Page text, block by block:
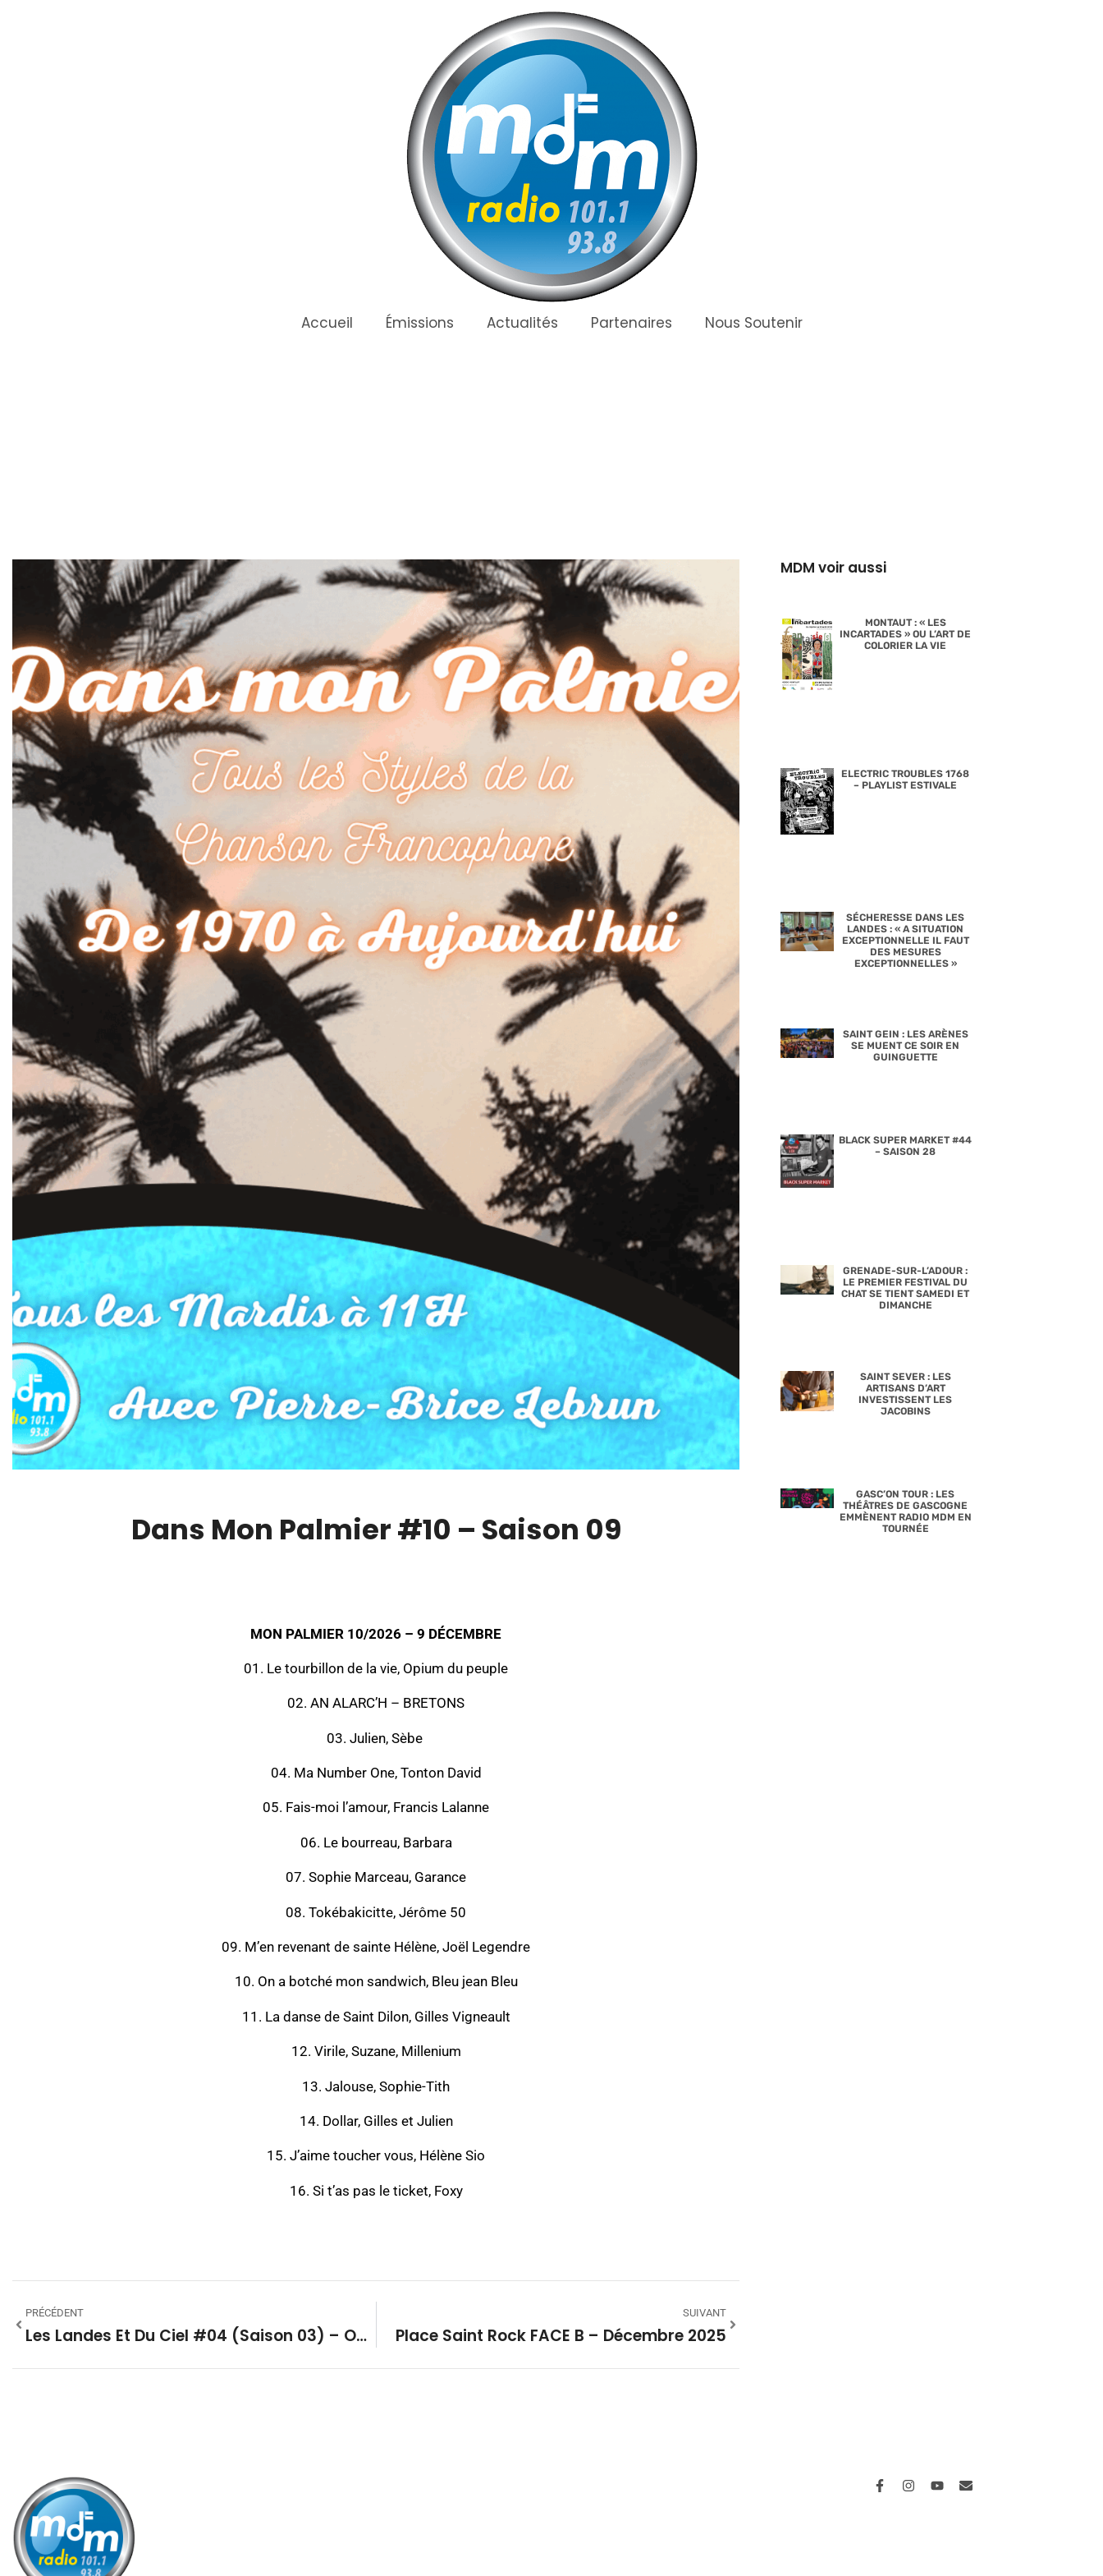
Accueil Émissions Actualités Partenaires Nous Soutenir
Dans Mon Palmier #10 – Saison 09
MON PALMIER 10/2026 – 9 DÉCEMBRE
01. Le tourbillon de la vie, Opium du peuple
02. AN ALARC’H – BRETONS
03. Julien, Sèbe
04. Ma Number One, Tonton David
05. Fais-moi l’amour, Francis Lalanne
06. Le bourreau, Barbara
07. Sophie Marceau, Garance
08. Tokébakicitte, Jérôme 50
09. M’en revenant de sainte Hélène, Joël Legendre
10. On a botché mon sandwich, Bleu jean Bleu
11. La danse de Saint Dilon, Gilles Vigneault
12. Virile, Suzane, Millenium
13. Jalouse, Sophie-Tith
14. Dollar, Gilles et Julien
15. J’aime toucher vous, Hélène Sio
16. Si t’as pas le ticket, Foxy
PRÉCÉDENT
Les Landes Et Du Ciel #04 (Saison 03) – Objets Étranges
SUIVANT
Place Saint Rock FACE B – Décembre 2025
MDM voir aussi
MONTAUT : « LES
INCARTADES » OU L’ART DE
COLORIER LA VIE
ELECTRIC TROUBLES 1768
– PLAYLIST ESTIVALE
SÉCHERESSE DANS LES
LANDES : « A SITUATION
EXCEPTIONNELLE IL FAUT
DES MESURES
EXCEPTIONNELLES »
SAINT GEIN : LES ARÈNES
SE MUENT CE SOIR EN
GUINGUETTE
BLACK SUPER MARKET #44
– SAISON 28
GRENADE-SUR-L’ADOUR :
LE PREMIER FESTIVAL DU
CHAT SE TIENT SAMEDI ET
DIMANCHE
SAINT SEVER : LES
ARTISANS D’ART
INVESTISSENT LES
JACOBINS
GASC’ON TOUR : LES
THÉÂTRES DE GASCOGNE
EMMÈNENT RADIO MDM EN
TOURNÉE